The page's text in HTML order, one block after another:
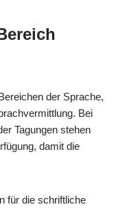
der Sprache,
Bei
Tagungen stehen
damit die
für die schriftliche